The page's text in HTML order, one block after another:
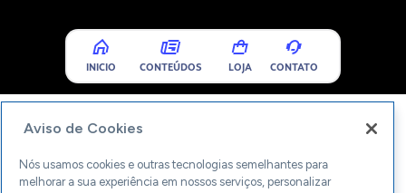
INICIO CONTEÚDOS LOJA CONTATO
Aviso de Cookies
Nós usamos cookies e outras tecnologias semelhantes para
melhorar a sua experiência em nossos serviços, personalizar